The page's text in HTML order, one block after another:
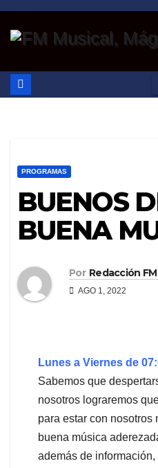
Saltar
PROGRAMAS
BUENOS
BUENA
Por Redacción
AGO 1, 2022
Lunes a Viernes de
Sabemos que
nosotros lograremos
para estar con nosotros
buena música
además de